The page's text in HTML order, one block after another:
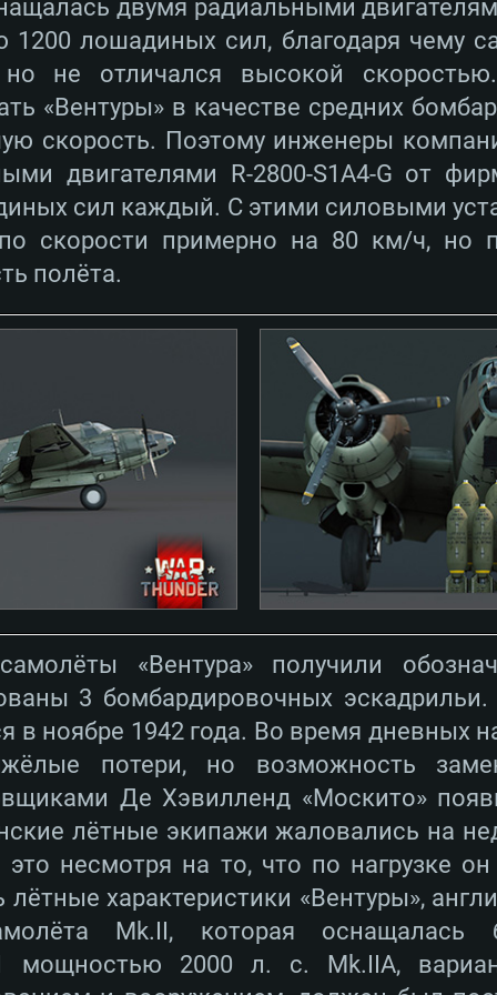
Для Mac
версии 11:
GTX 660.
разрешение –
к
ОС: Windows
Процессор: Intel
выше
Оперативная
Видеокарта с
Nvidia GeForce
выше
Сеть:
Интернету
Место на
(Intel Xeon
или
Nvidia для Mac
разрешение –
Операционная
Процессор: Intel
Оперативная
Видеокарта:
поддержкой
Место на
со свежими
старее 6
AMD
разрешение -
Операционная
Процессор: Intel
Оперативная
Видеокарта:
месяцев) /
месяцев) с
Место на
двумя радиальными
лошадиных сил, благодаря чему
не отличался высокой
«Вентуры» в качестве средних
скорость. Поэтому инженеры
двигателями R-2800-S1A4-G от
сил каждый. С этими силовыми
по скорости примерно на 80 км/ч, но
полёта.
«Вентура» получили
3 бомбардировочных
в ноябре 1942 года. Во время дневных
потери, но возможность
Де Хэвилленд «Москито»
лётные экипажи жаловались на
несмотря на то, что по нагрузке
характеристики «Вентуры»,
Mk.II, которая оснащалась
31 мощностью 2000 л. с. Mk.IIA,